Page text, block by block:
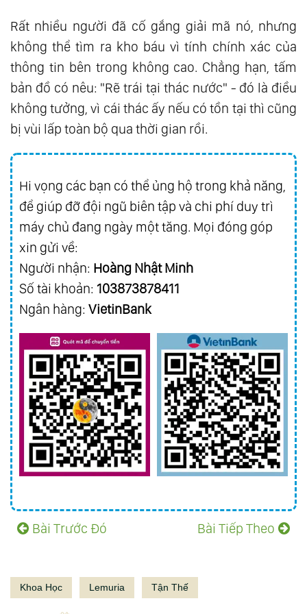
Rất nhiều người đã cố gắng giải mã nó, nhưng
không thể tìm ra kho báu vì tính chính xác của
thông tin bên trong không cao. Chẳng hạn, tấm
bản đồ có nêu: "Rẽ trái tại thác nước" - đó là điều
không tưởng, vì cái thác ấy nếu có tồn tại thì cũng
bị vùi lấp toàn bộ qua thời gian rồi.
Hi vọng các bạn có thể ủng hộ trong khả năng,
để giúp đỡ đội ngũ biên tập và chi phí duy trì
máy chủ đang ngày một tăng. Mọi đóng góp
xin gửi về:
Người nhận: Hoàng Nhật Minh
Số tài khoản: 103873878411
Ngân hàng: VietinBank
Bài Trước Đó Bài Tiếp Theo
Khoa Học Lemuria Tận Thế